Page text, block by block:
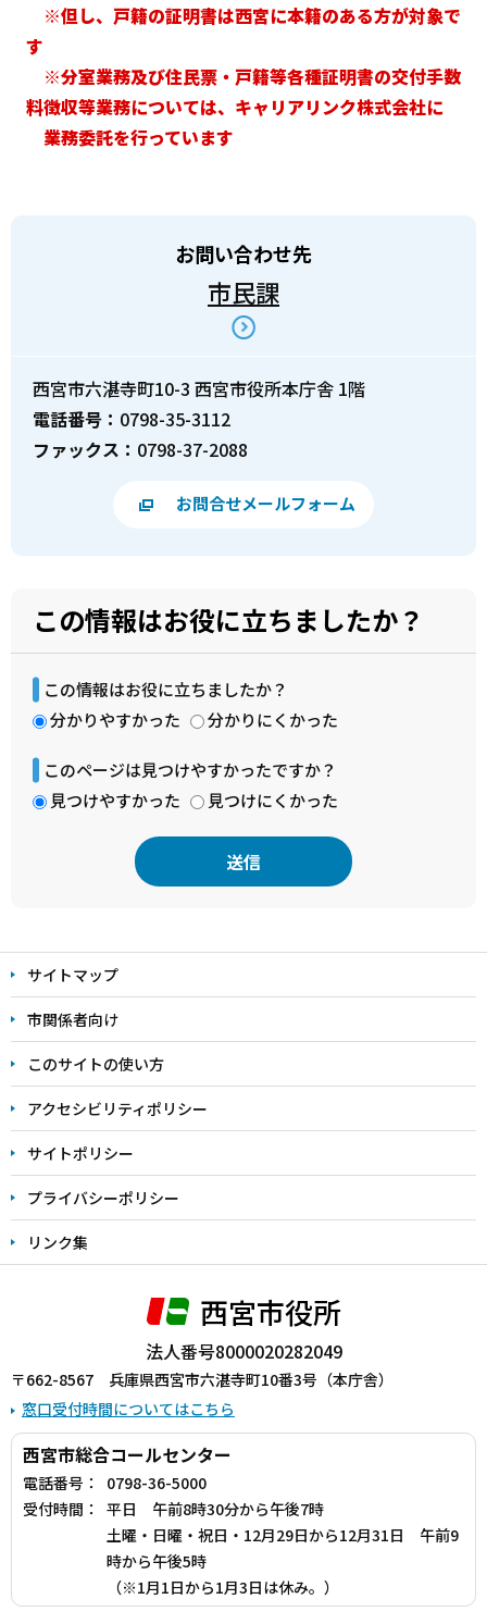
※但し、戸籍の証明書は西宮に本籍のある方が対象で
す
※分室業務及び住民票・戸籍等各種証明書の交付手数
料徴収等業務については、キャリアリンク株式会社に
業務委託を行っています
お問い合わせ先
市民課
西宮市六湛寺町10-3 西宮市役所本庁舎 1階
電話番号： 0798-35-3112
ファックス： 0798-37-2088
お問合せメールフォーム
この情報はお役に立ちましたか？
この情報はお役に立ちましたか？
分かりやすかった
分かりにくかった
このページは見つけやすかったですか？
見つけやすかった
見つけにくかった
文
こ
こ
ま
で
サイトマップ
市関係者向け
このサイトの使い方
アクセシビリティポリシー
サイトポリシー
プライバシーポリシー
リンク集
西宮市役所
法人番号8000020282049
〒662-8567 兵庫県西宮市六湛寺町10番3号（本庁舎）
窓口受付時間についてはこちら
西宮市総合コールセンター
電話番号：
0798-36-5000
受付時間：
平日 午前8時30分から午後7時
土曜・日曜・祝日・12月29日から12月31日 午前9
時から午後5時
（※1月1日から1月3日は休み。）